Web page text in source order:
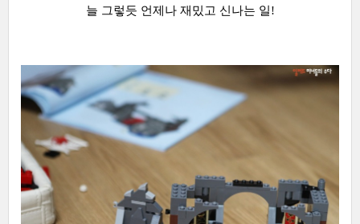
늘 그렇듯 언제나 재밌고 신나는 일!